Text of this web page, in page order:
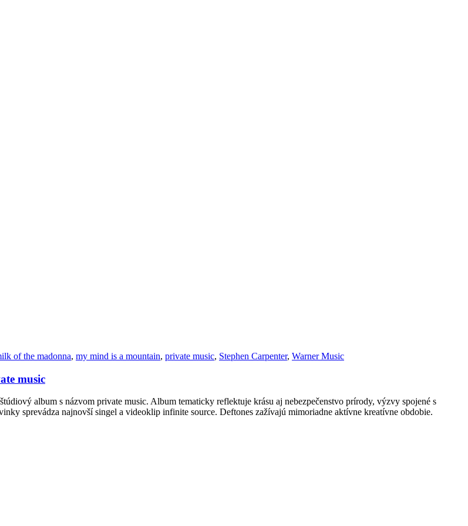
of the madonna, my mind is a mountain, private music, Stephen Carpenter, Warner Music
music
album s názvom private music. Album tematicky reflektuje krásu aj nebezpečenstvo prírody, výzvy spojené s
sprevádza najnovší singel a videoklip infinite source. Deftones zažívajú mimoriadne aktívne kreatívne obdobie.